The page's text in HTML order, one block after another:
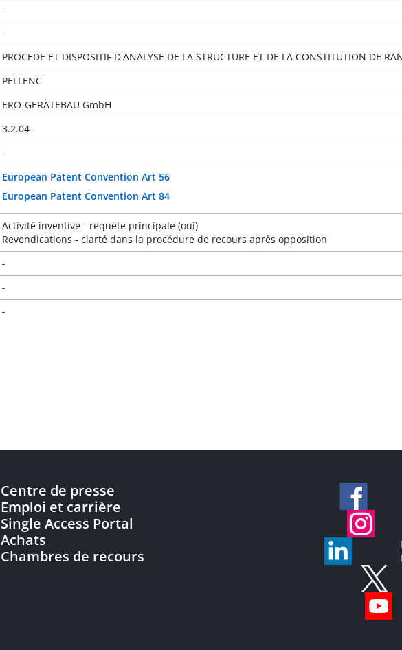
-
-
PROCEDE ET DISPOSITIF D'ANALYSE DE LA STRUCTURE ET DE LA CONSTITUTION DE
PELLENC
ERO-GERÄTEBAU GmbH
3.2.04
-
European Patent Convention Art 56
European Patent Convention Art 84
Activité inventive - requête principale (oui)
Revendications - clarté dans la procédure de recours après opposition
-
-
-
Centre de presse
Emploi et carrière
Single Access Portal
Achats
Chambres de recours